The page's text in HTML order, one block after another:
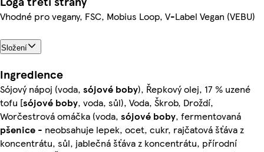
Vhodné pro vegany, FSC, Mobius Loop, V-Label Vegan (VEBU)
Složení
Ingredience
Sójový nápoj (voda, sójové boby), Řepkový olej, 17 % uzené
tofu [sójové boby, voda, sůl), Voda, Škrob, Droždí,
Worčestrová omáčka (voda, sójové boby, fermentovaná
pšenice - neobsahuje lepek, ocet, cukr, rajčatová šťáva z
koncentrátu, sůl, jablečná šťáva z koncentrátu, přírodní